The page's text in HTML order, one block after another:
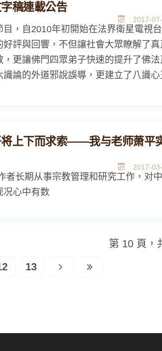
稿連載公告
: 2017-
，自2010年初開始在法界衛星電視
評與回響，不但讓社會大眾瞭解了真
更讓佛門四眾弟子快速的提升了佛法
論的外道邪說誤導，更建立了八識心
将上下而求索——我与老师萧平
: 2017-
者长期从事宗教管理和研究工作，对
况心中有数
第 10 頁，
13